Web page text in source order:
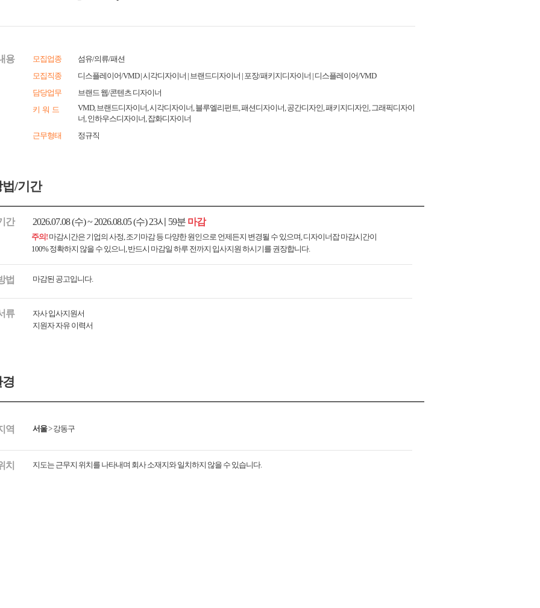
용 모집업종
섬유/의류/패션
모집직종
디스플레이어/VMD | 시각디자이너 | 브랜드디자이너 | 포장/패키지디자이너 | 디스플레이어/VMD
담당업무
브랜드 웹/콘텐츠 디자이너
키 워 드
VMD, 브랜드디자이너, 시각디자이너, 블루엘리펀트, 패션디자이너, 공간디자인, 패키지디자인, 그래픽디자이
너, 인하우스디자이너, 잡화디자이너
근무형태
정규직
/기간
간 2026.07.08 (수) ~ 2026.08.05 (수) 23시 59분 마감
주의! 마감시간은 기업의 사정, 조기마감 등 다양한 원인으로 언제든지 변경될 수 있으며, 디자이너잡 마감시간이
100% 정확하지 않을 수 있으니, 반드시 마감일 하루 전까지 입사지원 하시기를 권장합니다.
법 마감된 공고입니다.
류
자사 입사지원서
지원자 자유 이력서
역 서울>강동구
치 지도는 근무지 위치를 나타내며 회사 소재지와 일치하지 않을 수 있습니다.